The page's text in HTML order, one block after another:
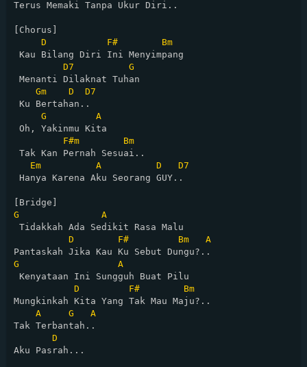
Terus Memaki Tanpa Ukur Diri..
[Chorus]
D
F#
Bm
Kau Bilang Diri Ini Menyimpang
D7
G
Menanti Dilaknat Tuhan
Gm
D
D7
Ku Bertahan..
G
A
Oh, Yakinmu Kita
F#m
Bm
Tak Kan Pernah Sesuai..
Em
A D
D7
Hanya Karena Aku Seorang GUY..
G
A
Tidakkah Ada Sedikit Rasa Malu
D
F# Bm
A
G
A
Kenyataan Ini Sungguh Buat Pilu
D
F#
Bm
Mungkinkah Kita Yang Tak Mau Maju?..
A
G
A
Tak Terbantah..
D
Aku Pasrah...